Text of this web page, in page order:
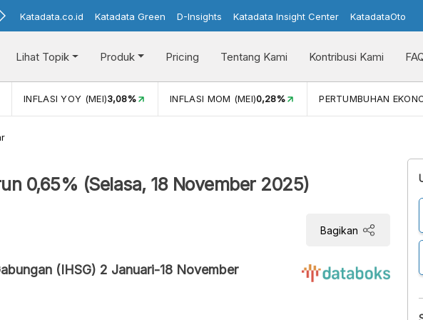
Katadata.co.id Katadata Green D-Insights Katadata Insight Center KatadataOto
Lihat Topik Produk Pricing Tentang Kami Kontribusi Kami
INFLASI YOY (MEI)3,08% INFLASI MOM (MEI)0,28% PERTUMBUHAN
0,65% (Selasa, 18 November 2025)
Bagikan
(IHSG) 2 Januari-18 November